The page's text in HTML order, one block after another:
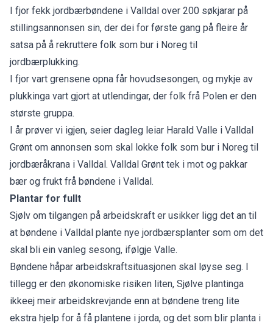
I fjor fekk jordbærbøndene i Valldal over 200 søkjarar på
stillingsannonsen sin, der dei for første gang på fleire år
satsa på å rekruttere folk som bur i Noreg til
jordbærplukking.
I fjor vart grensene opna får hovudsesongen, og mykje av
plukkinga vart gjort at utlendingar, der folk frå Polen er den
største gruppa.
I år prøver vi igjen, seier dagleg leiar Harald Valle i Valldal
Grønt om annonsen som skal lokke folk som bur i Noreg til
jordbæråkrana i Valldal. Valldal Grønt tek i mot og pakkar
bær og frukt frå bøndene i Valldal.
Plantar for fullt
Sjølv om tilgangen på arbeidskraft er usikker ligg det an til
at bøndene i Valldal plante nye jordbærsplanter som om det
skal bli ein vanleg sesong, ifølgje Valle.
Bøndene håpar arbeidskraftsituasjonen skal løyse seg. I
tillegg er den økonomiske risiken liten, Sjølve plantinga
ikkeej meir arbeidskrevjande enn at bøndene treng lite
ekstra hjelp for å få plantene i jorda, og det som blir planta i